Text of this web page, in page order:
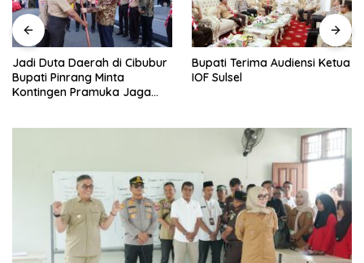
Jadi Duta Daerah di Cibubur
Bupati Pinrang Minta
Kontingen Pramuka Jaga
Bupati Terima Audiensi Ketua
IOF Sulsel